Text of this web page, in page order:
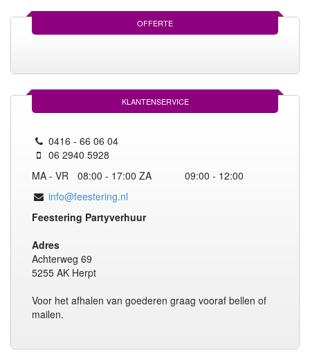
OFFERTE
KLANTENSERVICE
0416 - 66 06 04
06 2940 5928
MA - VR
08:00 - 17:00 ZA
09:00 - 12:00
info@feestering.nl
Feestering Partyverhuur
Adres
Achterweg 69
5255 AK Herpt
Voor het afhalen van goederen graag vooraf bellen of
mailen.